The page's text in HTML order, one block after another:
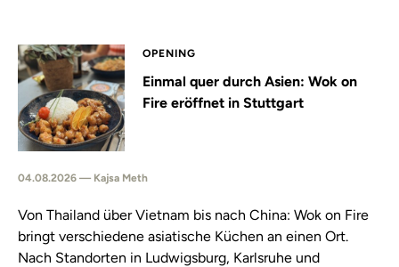
OPENING
Einmal quer durch Asien: Wok on
Fire eröffnet in Stuttgart
04.08.2026 — Kajsa Meth
Von Thailand über Vietnam bis nach China: Wok on Fire
bringt verschiedene asiatische Küchen an einen Ort.
Nach Standorten in Ludwigsburg, Karlsruhe und